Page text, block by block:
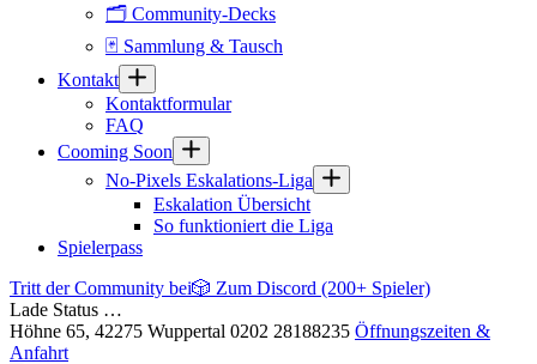
🗂 Community-Decks
🃏 Sammlung & Tausch
Kontakt
Kontaktformular
FAQ
Cooming Soon
No-Pixels Eskalations-Liga
Eskalation Übersicht
So funktioniert die Liga
Spielerpass
Tritt der Community bei🎲 Zum Discord (200+ Spieler)
Lade Status …
Höhne 65, 42275 Wuppertal 0202 28188235 Öffnungszeiten &
Anfahrt